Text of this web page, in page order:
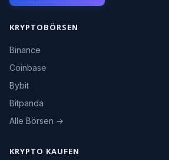
KRYPTOBÖRSEN
Binance
Coinbase
Bybit
Bitpanda
Alle Börsen →
KRYPTO KAUFEN